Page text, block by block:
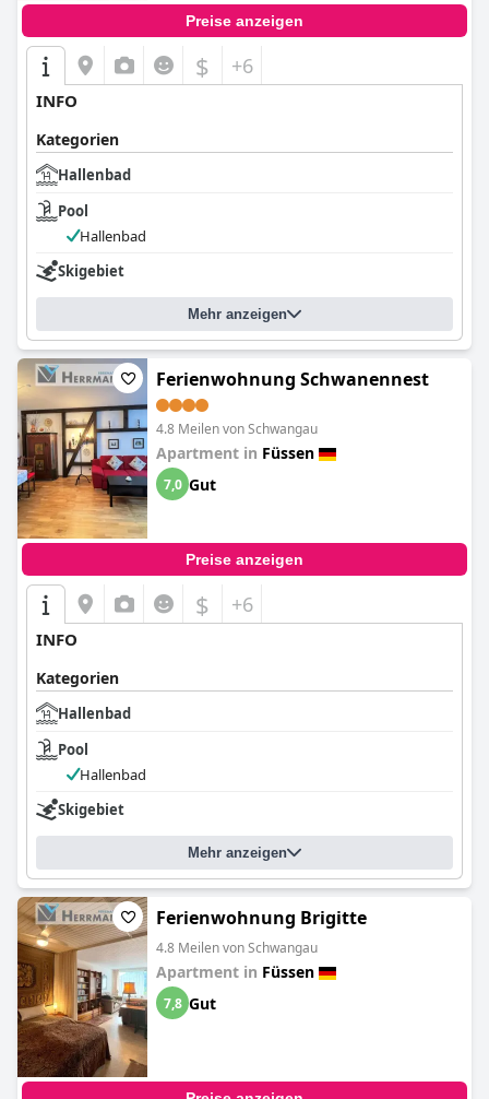
Preise anzeigen
$ +6
INFO
Kategorien
Hallenbad
Pool
Hallenbad
Skigebiet
Mehr anzeigen
Ferienwohnung Schwanennest
4.8 Meilen von Schwangau
Apartment in Füssen
7,0 Gut
Preise anzeigen
$ +6
INFO
Kategorien
Hallenbad
Pool
Hallenbad
Skigebiet
Mehr anzeigen
Ferienwohnung Brigitte
4.8 Meilen von Schwangau
Apartment in Füssen
7,8 Gut